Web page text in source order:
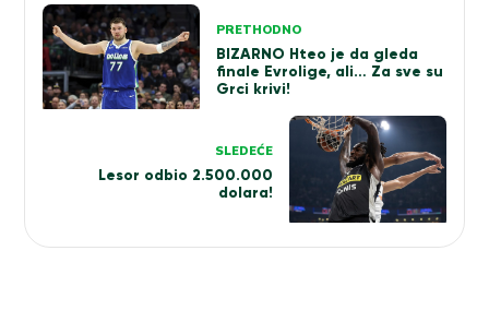
Kretanje
članka
PRETHODNO
BIZARNO Hteo je da gleda
finale Evrolige, ali… Za sve su
Grci krivi!
SLEDEĆE
Lesor odbio 2.500.000
dolara!